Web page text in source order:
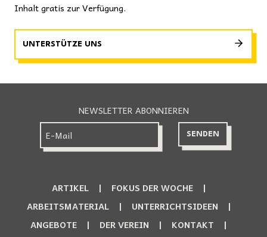
Inhalt gratis zur Verfügung.
UNTERSTÜTZE UNS
NEWSLETTER ABONNIEREN
ARTIKEL
FOKUS DER WOCHE
ARBEITSMATERIAL
UNTERRICHTSIDEEN
ANGEBOTE
DER VEREIN
KONTAKT